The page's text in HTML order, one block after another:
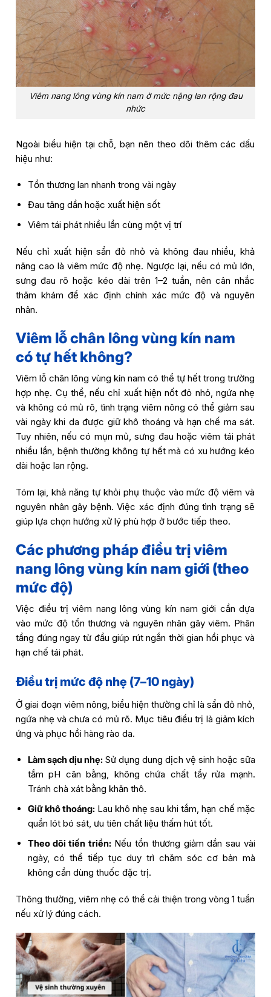
Viêm nang lông vùng kín nam ở mức nặng lan rộng đau
nhức
Ngoài biểu hiện tại chỗ, bạn nên theo dõi thêm các dấu
hiệu như:
Tổn thương lan nhanh trong vài ngày
Đau tăng dần hoặc xuất hiện sốt
Viêm tái phát nhiều lần cùng một vị trí
Nếu chỉ xuất hiện sẩn đỏ nhỏ và không đau nhiều, khả
năng cao là viêm mức độ nhẹ. Ngược lại, nếu có mủ lớn,
sưng đau rõ hoặc kéo dài trên 1–2 tuần, nên cân nhắc
thăm khám để xác định chính xác mức độ và nguyên
nhân.
Viêm lỗ chân lông vùng kín nam
có tự hết không?
Viêm lỗ chân lông vùng kín nam có thể tự hết trong trường
hợp nhẹ. Cụ thể, nếu chỉ xuất hiện nốt đỏ nhỏ, ngứa nhẹ
và không có mủ rõ, tình trạng viêm nông có thể giảm sau
vài ngày khi da được giữ khô thoáng và hạn chế ma sát.
Tuy nhiên, nếu có mụn mủ, sưng đau hoặc viêm tái phát
nhiều lần, bệnh thường không tự hết mà có xu hướng kéo
dài hoặc lan rộng.
Tóm lại, khả năng tự khỏi phụ thuộc vào mức độ viêm và
nguyên nhân gây bệnh. Việc xác định đúng tình trạng sẽ
giúp lựa chọn hướng xử lý phù hợp ở bước tiếp theo.
Các phương pháp điều trị viêm
nang lông vùng kín nam giới (theo
mức độ)
Việc điều trị viêm nang lông vùng kín nam giới cần dựa
vào mức độ tổn thương và nguyên nhân gây viêm. Phân
tầng đúng ngay từ đầu giúp rút ngắn thời gian hồi phục và
hạn chế tái phát.
Điều trị mức độ nhẹ (7–10 ngày)
Ở giai đoạn viêm nông, biểu hiện thường chỉ là sẩn đỏ nhỏ,
ngứa nhẹ và chưa có mủ rõ. Mục tiêu điều trị là giảm kích
ứng và phục hồi hàng rào da.
Làm sạch dịu nhẹ:Sử dụng dung dịch vệ sinh hoặc sữa
tắm pH cân bằng, không chứa chất tẩy rửa mạnh.
Tránh chà xát bằng khăn thô.
Giữ khô thoáng:Lau khô nhẹ sau khi tắm, hạn chế mặc
quần lót bó sát, ưu tiên chất liệu thấm hút tốt.
Theo dõi tiến triển:Nếu tổn thương giảm dần sau vài
ngày, có thể tiếp tục duy trì chăm sóc cơ bản mà
không cần dùng thuốc đặc trị.
Thông thường, viêm nhẹ có thể cải thiện trong vòng 1 tuần
nếu xử lý đúng cách.